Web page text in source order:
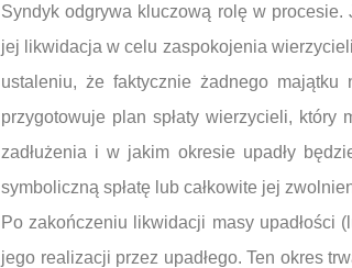
Syndyk odgrywa kluczową rolę w procesie.
jej likwidacja w celu zaspokojenia
ustaleniu, że faktycznie żadnego
przygotowuje plan spłaty wierzycieli,
zadłużenia i w jakim okresie upadły
symboliczną spłatę lub całkowite jej
Po zakończeniu likwidacji masy upadłości
jego realizacji przez upadłego. Ten okres